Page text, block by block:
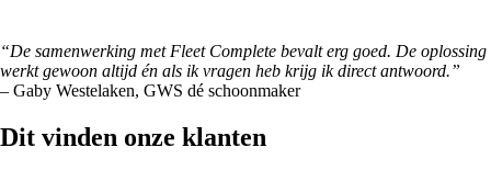
“De samenwerking met Fleet Complete bevalt erg goed. De oplossing
werkt gewoon altijd én als ik vragen heb krijg ik direct antwoord.”
– Gaby Westelaken, GWS dé schoonmaker
Dit vinden onze klanten